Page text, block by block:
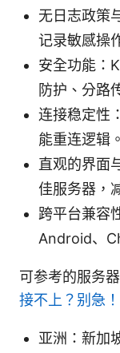
无日志政策
记录敏感操
安全功能：
防护、分路
连接稳定性
能重连逻辑。
直观的界面
佳服务器，
跨平台兼容
Android、
可参考的服务
接不上？别急
亚洲：新加